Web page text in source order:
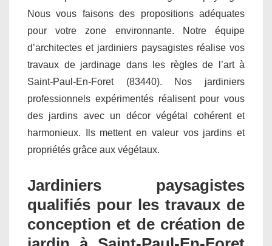
Nous vous faisons des propositions adéquates
pour votre zone environnante. Notre équipe
d’architectes et jardiniers paysagistes réalise vos
travaux de jardinage dans les règles de l’art à
Saint-Paul-En-Foret (83440). Nos jardiniers
professionnels expérimentés réalisent pour vous
des jardins avec un décor végétal cohérent et
harmonieux. Ils mettent en valeur vos jardins et
propriétés grâce aux végétaux.
Jardiniers paysagistes
qualifiés pour les travaux de
conception et de création de